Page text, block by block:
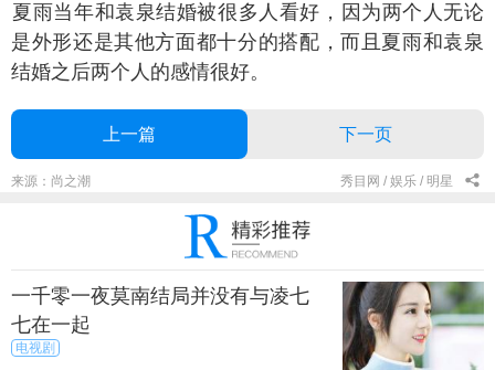
当年和袁泉结婚被很多人看好，因为两个人无论
是外形还是其他方面都十分的搭配，而且夏雨和袁泉
结婚之后两个人的感情很好。
上一篇 下一页
来源：尚之潮 秀目网 / 娱乐 / 明星
一千零一夜莫南结局并没有与凌七
七在一起
电视剧